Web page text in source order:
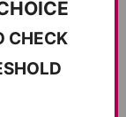
껴보세요.
with
CHECK